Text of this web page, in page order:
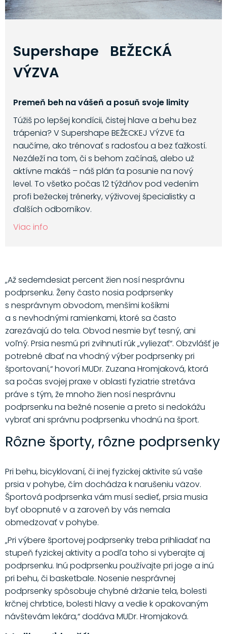
Supershape BEŽECKÁ
VÝZVA
Premeň beh na vášeň a posuň svoje limity
Túžiš po lepšej kondícii, čistej hlave a behu bez
trápenia? V Supershape BEŽECKEJ VÝZVE ťa
naučíme, ako trénovať s radosťou a bez ťažkostí.
Nezáleží na tom, či s behom začínaš, alebo už
aktívne makáš – náš plán ťa posunie na nový
level. To všetko počas 12 týždňov pod vedením
profi bežeckej trénerky, výživovej špecialistky a
ďalších odborníkov.
Viac info
„Až sedemdesiat percent žien nosí nesprávnu
podprsenku. Ženy často nosia podprsenky
s nesprávnym obvodom, menšími košíkmi
a s nevhodnými ramienkami, ktoré sa často
zarezávajú do tela. Obvod nesmie byť tesný, ani
voľný. Prsia nesmú pri zvihnutí rúk „vyliezať“. Obzvlášť je
potrebné dbať na vhodný výber podprsenky pri
športovaní,“ hovorí MUDr. Zuzana Hromjaková, ktorá
sa počas svojej praxe v oblasti fyziatrie stretáva
práve s tým, že mnoho žien nosí nesprávnu
podprsenku na bežné nosenie a preto si nedokážu
vybrať ani správnu podprsenku vhodnú na šport.
Rôzne športy, rôzne podprsenky
Pri behu, bicyklovaní, či inej fyzickej aktivite sú vaše
prsia v pohybe, čím dochádza k narušeniu väzov.
Športová podprsenka vám musí sedieť, prsia musia
byť obopnuté v a zaroveň by vás nemala
obmedzovať v pohybe.
„Pri výbere športovej podprsenky treba prihliadať na
stupeň fyzickej aktivity a podľa toho si vyberajte aj
podprsenku. Inú podprsenku používajte pri joge a inú
pri behu, či basketbale. Nosenie nesprávnej
podprsenky spôsobuje chybné držanie tela, bolesti
krčnej chrbtice, bolesti hlavy a vedie k opakovaným
návštevám lekára,“ dodáva MUDr. Hromjaková.